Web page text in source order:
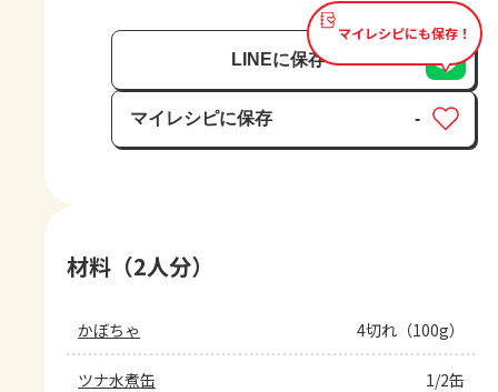
マイレシピにも保存！
LINEに保存
マイレシピに保存
保存済み
-
材料（2人分）
かぼちゃ 4切れ（100g）
ツナ水煮缶 1/2缶